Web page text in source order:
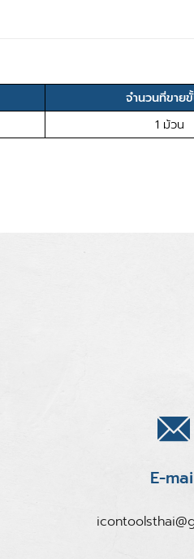
จำนวนที่ขาย
1 ม้วน
E-